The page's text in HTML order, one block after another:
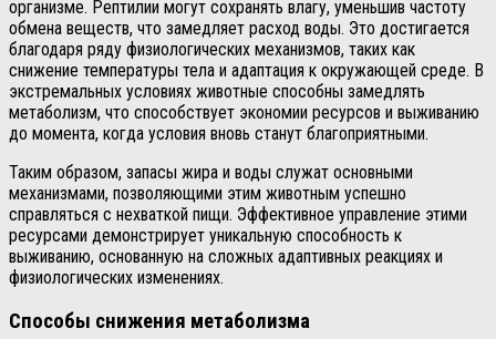
организме. Рептилии могут сохранять влагу, уменьшив частоту
обмена веществ, что замедляет расход воды. Это достигается
благодаря ряду физиологических механизмов, таких как
снижение температуры тела и адаптация к окружающей среде. В
экстремальных условиях животные способны замедлять
метаболизм, что способствует экономии ресурсов и выживанию
до момента, когда условия вновь станут благоприятными.
Таким образом, запасы жира и воды служат основными
механизмами, позволяющими этим животным успешно
справляться с нехваткой пищи. Эффективное управление этими
ресурсами демонстрирует уникальную способность к
выживанию, основанную на сложных адаптивных реакциях и
физиологических изменениях.
Способы снижения метаболизма